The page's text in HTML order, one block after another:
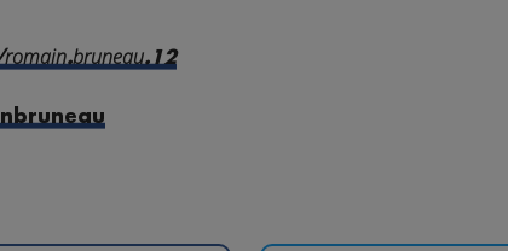
romain.bruneau.12